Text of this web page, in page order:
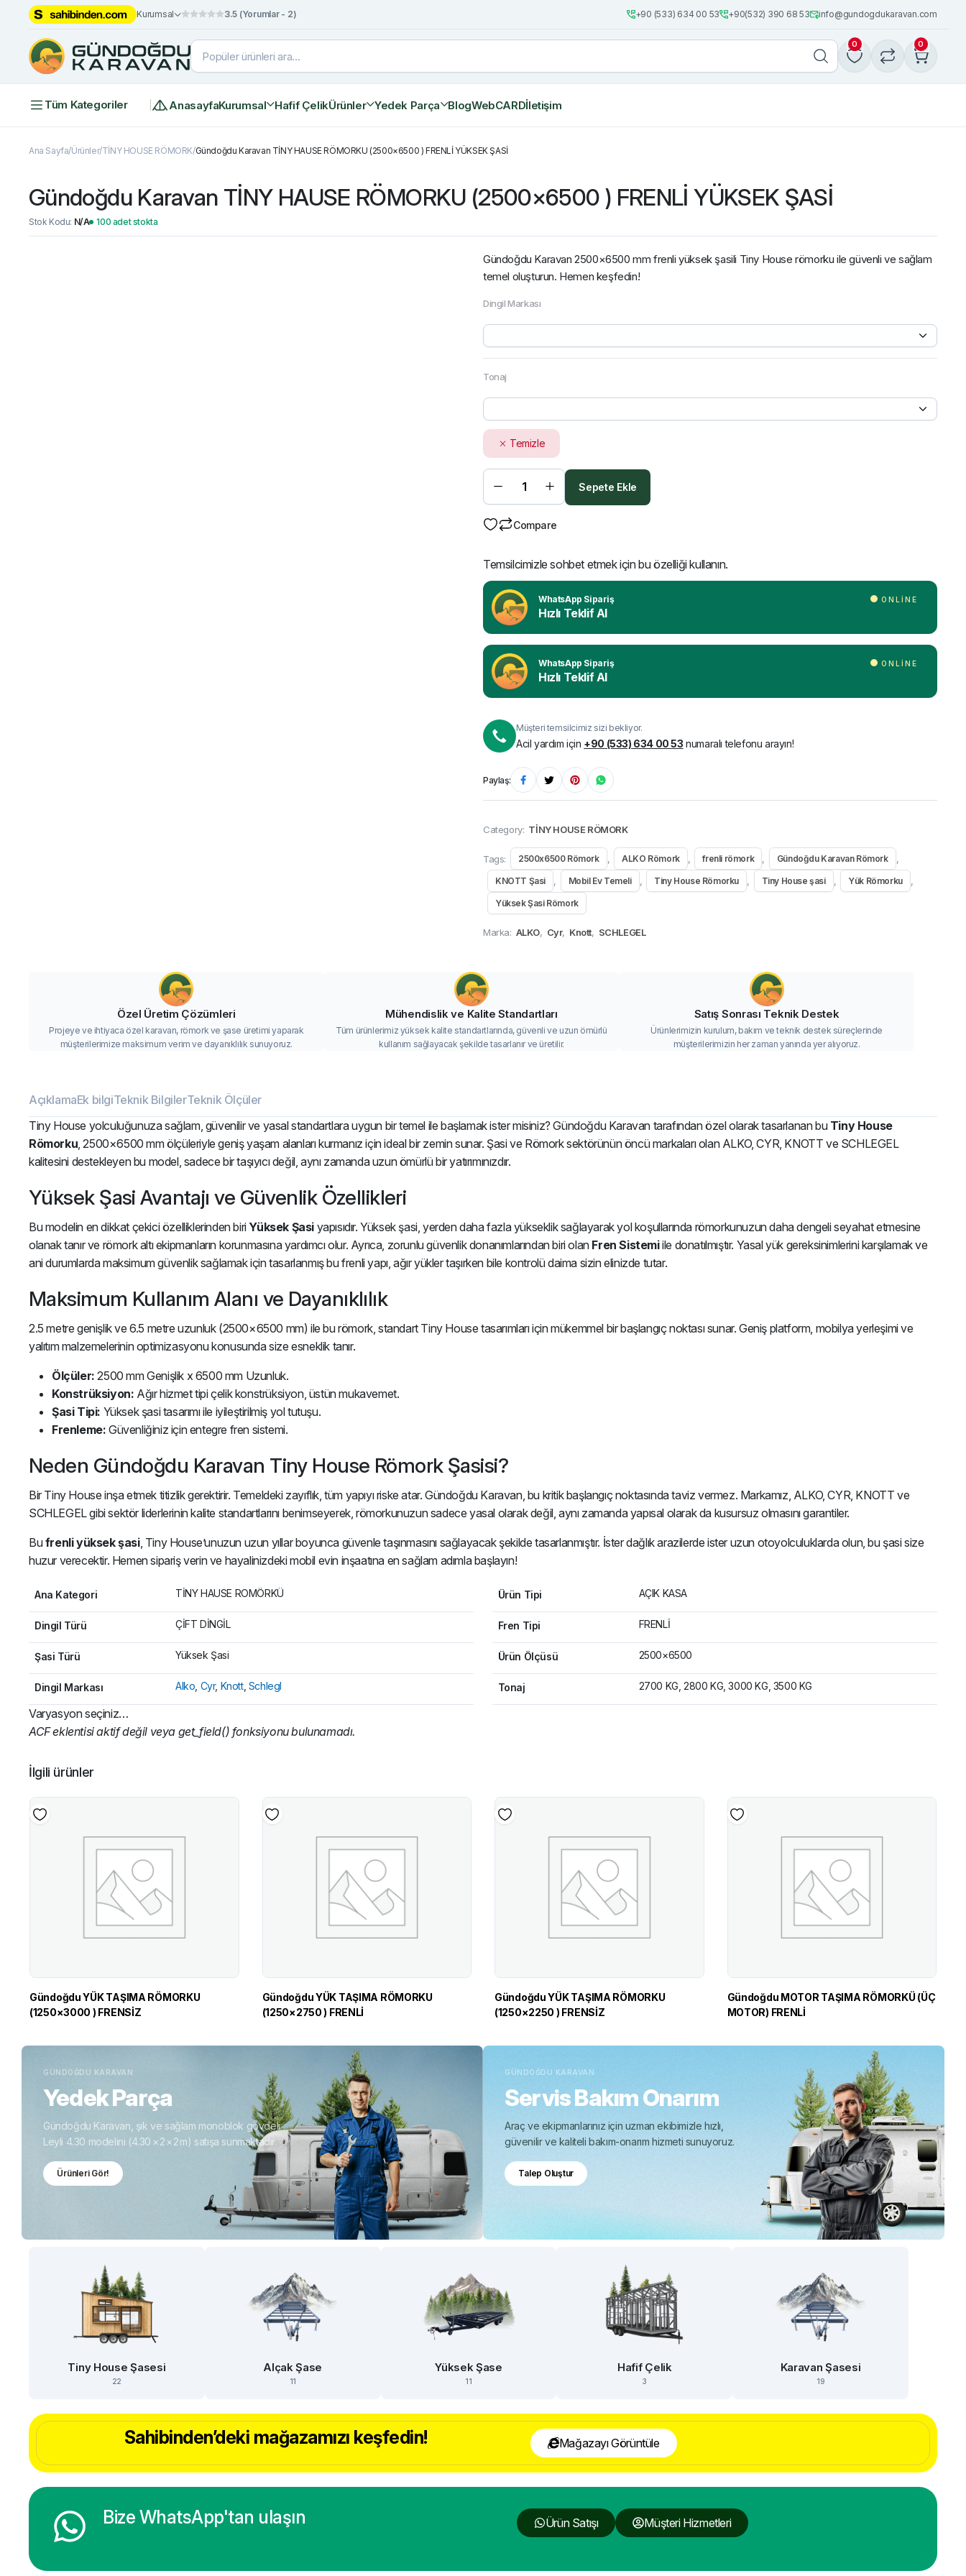
Kurumsal 3.5 (Yorumlar - 2) +90 (533) 634 00 53 +90(532) 390 68 53 info@gundogdukaravan.com
0 0
Tüm Kategoriler AnasayfaKurumsal Hafif ÇelikÜrünler Yedek Parça BlogWebCARDİletişim
Ana Sayfa Ürünler TİNY HOUSE RÖMORK Gündoğdu Karavan TİNY HAUSE RÖMORKU (2500×6500 ) FRENLİ YÜKSEK ŞASİ
Gündoğdu Karavan TİNY HAUSE RÖMORKU (2500×6500 ) FRENLİ YÜKSEK ŞASİ
Stok Kodu: N/A 100 adet stokta
Gündoğdu Karavan 2500×6500 mm frenli yüksek şasili Tiny House römorku ile güvenli ve sağlam
temel oluşturun. Hemen keşfedin!
Dingil Markası
Tonaj
Temizle
Sepete Ekle
Compare
Temsilcimizle sohbet etmek için bu özelliği kullanın.
WhatsApp Sipariş ONLINE
Hızlı Teklif Al
WhatsApp Sipariş ONLINE
Hızlı Teklif Al
Müşteri temsilcimiz sizi bekliyor.
Acil yardım için +90 (533) 634 00 53 numaralı telefonu arayın!
Paylaş:
Category: TİNY HOUSE RÖMORK
Tags: 2500x6500 Römork , ALKO Römork , frenli römork , Gündoğdu Karavan Römork ,
KNOTT Şasi , Mobil Ev Temeli , Tiny House Römorku , Tiny House şasi , Yük Römorku ,
Yüksek Şasi Römork
Marka: ALKO, Cyr, Knott, SCHLEGEL
Özel Üretim Çözümleri
Projeye ve ihtiyaca özel karavan, römork ve şase üretimi yaparak
müşterilerimize maksimum verim ve dayanıklılık sunuyoruz.
Mühendislik ve Kalite Standartları
Tüm ürünlerimiz yüksek kalite standartlarında, güvenli ve uzun ömürlü
kullanım sağlayacak şekilde tasarlanır ve üretilir.
Satış Sonrası Teknik Destek
Ürünlerimizin kurulum, bakım ve teknik destek süreçlerinde
müşterilerimizin her zaman yanında yer alıyoruz.
AçıklamaEk bilgiTeknik BilgilerTeknik Ölçüler
Tiny House yolculuğunuza sağlam, güvenilir ve yasal standartlara uygun bir temel ile başlamak ister misiniz? Gündoğdu Karavan tarafından özel olarak tasarlanan bu Tiny House
Römorku, 2500×6500 mm ölçüleriyle geniş yaşam alanları kurmanız için ideal bir zemin sunar. Şasi ve Römork sektörünün öncü markaları olan ALKO, CYR, KNOTT ve SCHLEGEL
kalitesini destekleyen bu model, sadece bir taşıyıcı değil, aynı zamanda uzun ömürlü bir yatırımınızdır.
Yüksek Şasi Avantajı ve Güvenlik Özellikleri
Bu modelin en dikkat çekici özelliklerinden biri Yüksek Şasi yapısıdır. Yüksek şasi, yerden daha fazla yükseklik sağlayarak yol koşullarında römorkunuzun daha dengeli seyahat etmesine
olanak tanır ve römork altı ekipmanların korunmasına yardımcı olur. Ayrıca, zorunlu güvenlik donanımlarından biri olan Fren Sistemiile donatılmıştır. Yasal yük gereksinimlerini karşılamak ve
ani durumlarda maksimum güvenlik sağlamak için tasarlanmış bu frenli yapı, ağır yükler taşırken bile kontrolü daima sizin elinizde tutar.
Maksimum Kullanım Alanı ve Dayanıklılık
2.5 metre genişlik ve 6.5 metre uzunluk (2500×6500 mm) ile bu römork, standart Tiny House tasarımları için mükemmel bir başlangıç noktası sunar. Geniş platform, mobilya yerleşimi ve
yalıtım malzemelerinin optimizasyonu konusunda size esneklik tanır.
Ölçüler: 2500 mm Genişlik x 6500 mm Uzunluk.
Konstrüksiyon: Ağır hizmet tipi çelik konstrüksiyon, üstün mukavemet.
Şasi Tipi: Yüksek şasi tasarımı ile iyileştirilmiş yol tutuşu.
Frenleme: Güvenliğiniz için entegre fren sistemi.
Neden Gündoğdu Karavan Tiny House Römork Şasisi?
Bir Tiny House inşa etmek titizlik gerektirir. Temeldeki zayıflık, tüm yapıyı riske atar. Gündoğdu Karavan, bu kritik başlangıç noktasında taviz vermez. Markamız, ALKO, CYR, KNOTT ve
SCHLEGEL gibi sektör liderlerinin kalite standartlarını benimseyerek, römorkunuzun sadece yasal olarak değil, aynı zamanda yapısal olarak da kusursuz olmasını garantiler.
Bufrenli yüksek şasi, Tiny House’unuzun uzun yıllar boyunca güvenle taşınmasını sağlayacak şekilde tasarlanmıştır. İster dağlık arazilerde ister uzun otoyolculuklarda olun, bu şasi size
huzur verecektir. Hemen sipariş verin ve hayalinizdeki mobil evin inşaatına en sağlam adımla başlayın!
Ana Kategori TİNY HAUSE ROMÖRKÜ Ürün Tipi AÇIK KASA
Dingil Türü ÇİFT DİNGİL Fren Tipi FRENLİ
Şasi Türü Yüksek Şasi Ürün Ölçüsü 2500×6500
Dingil Markası Alko Cyr, Knott, Schlegl Tonaj 2700 KG, 2800 KG, 3000 KG, 3500 KG
Varyasyon seçiniz…
ACF eklentisi aktif değil veya get_field() fonksiyonu bulunamadı.
İlgili ürünler
Gündoğdu YÜK TAŞIMA RÖMORKU
(1250×3000 ) FRENSİZ
Gündoğdu YÜK TAŞIMA RÖMORKU
(1250×2750 ) FRENLİ
Gündoğdu YÜK TAŞIMA RÖMORKU
(1250×2250 ) FRENSİZ
Gündoğdu MOTOR TAŞIMA RÖMORKÜ (ÜÇ
MOTOR) FRENLİ
GÜNDOĞDU KARAVAN
Yedek Parça
Gündoğdu Karavan, şık ve sağlam monoblok gövdeli
Leyli 4.30 modelini (4.30 × 2 × 2 m) satışa sunmaktadır.
Ürünleri Gör!
GÜNDOĞDU KARAVAN
Servis Bakım Onarım
Araç ve ekipmanlarınız için uzman ekibimizle hızlı,
güvenilir ve kaliteli bakım-onarım hizmeti sunuyoruz.
Talep Oluştur
Tiny House Şasesi
22
Alçak Şase
11
Yüksek Şase
11
Hafif Çelik
3
Karavan Şasesi
19
Sahibinden’deki mağazamızı keşfedin! Mağazayı Görüntüle
Bize WhatsApp'tan ulaşın Ürün Satışı Müşteri Hizmetleri